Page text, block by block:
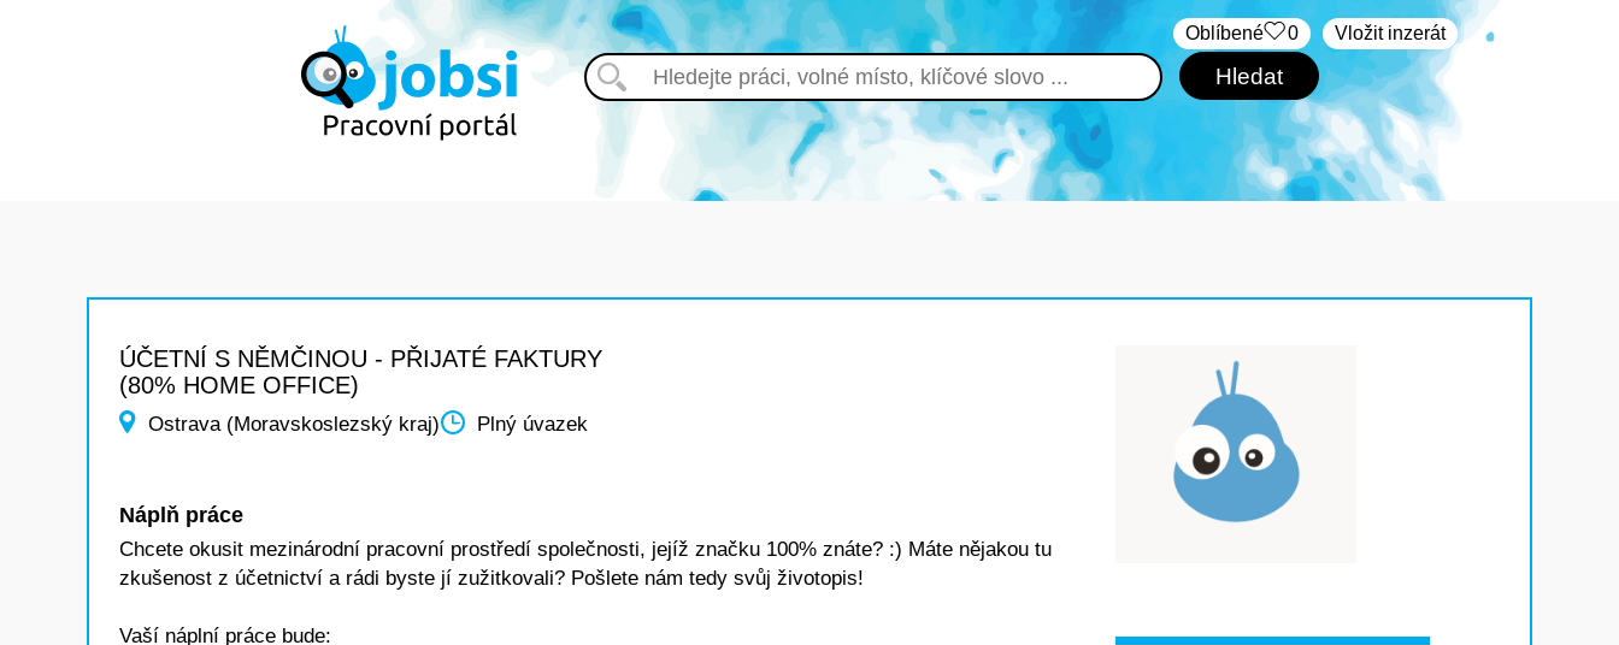
Vložit inzerát
Oblíbené 0
ÚČETNÍ S NĚMČINOU - PŘIJATÉ FAKTURY
(80% HOME OFFICE)
Ostrava (Moravskoslezský kraj) Plný úvazek
Náplň práce
Chcete okusit mezinárodní pracovní prostředí společnosti, jejíž značku 100% znáte? :) Máte nějakou tu
zkušenost z účetnictví a rádi byste jí zužitkovali? Pošlete nám tedy svůj životopis!
Vaší náplní práce bude: